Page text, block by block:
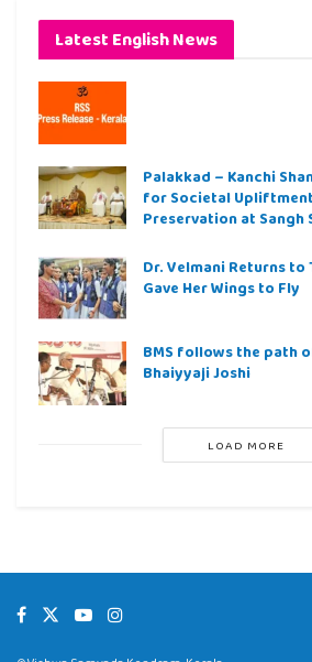
Latest English News
Palakkad – Kanchi
for Societal
Preservation at Sangh
Dr. Velmani Returns to
Gave Her Wings to Fly
BMS follows the path
Bhaiyyaji Joshi
LOAD MORE